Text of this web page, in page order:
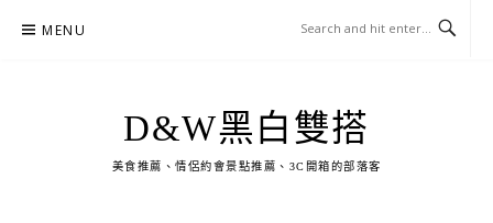
MENU
D&W黑白雙搭
美食推薦、情侶約會景點推薦、3C開箱的部落客